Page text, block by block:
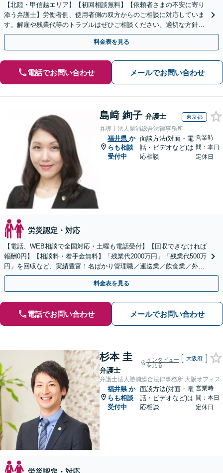
【北陸・甲信越エリア】【初回相談無料】【依頼者さまの不安に寄り
添う弁護士】労働者側、使用者側の双方からのご相談に対応していま
す。解雇や残業代等のトラブルはぜひご相談ください。適切な方針を
ご提示し、納得できる解決を目指します。
料金表を見る
電話でお問い合わせ メールでお問い合わせ
島﨑 絢子 弁護士 東京都
弁護士法人勝浦総合法律事務所
福井県 か
らも相談
受付中
面談方法(対面・電
話・ビデオなど)は
応相談
営業時
間：本日
定休日
労災認定・対応
【電話、WEB相談で全国対応・土曜も電話受付】【回収できなければ
報酬0円】【相談料・着手金無料】「残業代2000万円」「残業代500万
円」を回収など、実績豊富！名ばかり管理職／運送業／飲食業／外資
系など妥協せずに交渉！他で断られた方も対応。
料金表を見る
電話でお問い合わせ メールでお問い合わせ
杉本 圭
弁護士
インタビュー
を見る
大阪府
弁護士法人勝浦総合法律事務所 大阪オフィス
福井県 か
らも相談
受付中
面談方法(対面・電
話・ビデオなど)は
応相談
営業時
間：本日
定休日